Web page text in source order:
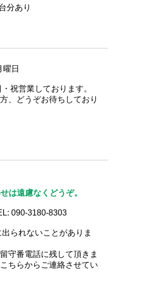
分あり
日
祝営業しております。
、どうぞお待ちしており
は遠慮なくどうぞ。
090-3180-8303
られないことがありま
守番電話に残して頂きま
ちらからご連絡させてい